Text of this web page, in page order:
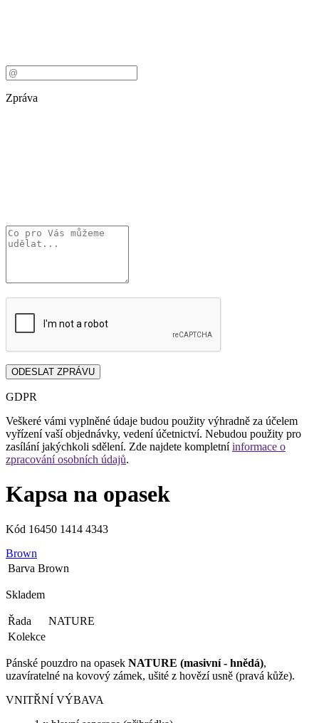
Zpráva
GDPR
Veškeré vámi vyplněné údaje budou použity výhradně za účelem
vyřízení vaší objednávky, vedení účetnictví. Nebudou použity pro
zasílání jakýchkoli sdělení. Zde najdete kompletníinformace o
zpracování osobních údajů.
Kapsa na opasek
Kód 16450 1414 4343
Brown
Barva Brown
Skladem
Řada
NATURE
Kolekce
Pánské pouzdro na opasek NATURE (masivní - hnědá),
uzavíratelné na kovový zámek, ušité z hovězí usně (pravá kůže).
VNITŘNÍ VÝBAVA